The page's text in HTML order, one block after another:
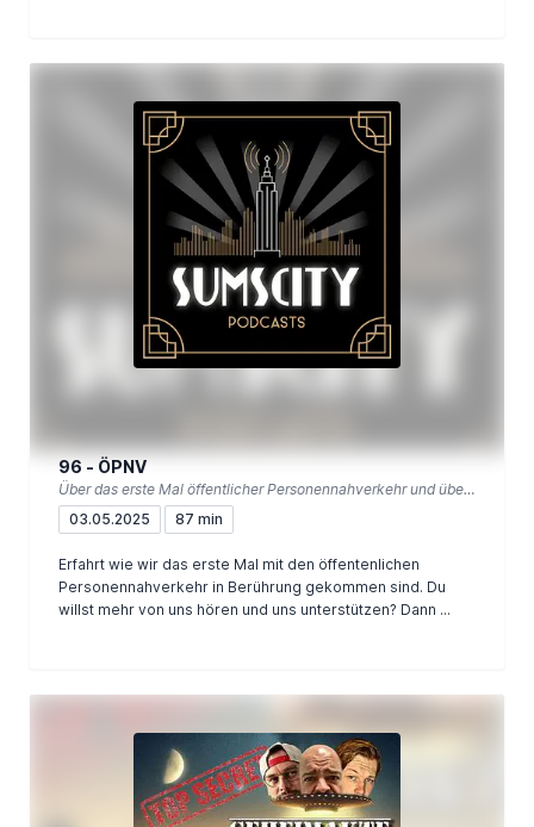
96 - ÖPNV
Über das erste Mal öffentlicher Personennahverkehr und über andere Kutschen
03.05.2025
87 min
Erfahrt wie wir das erste Mal mit den öffentenlichen
Personennahverkehr in Berührung gekommen sind. Du
willst mehr von uns hören und uns unterstützen? Dann ...